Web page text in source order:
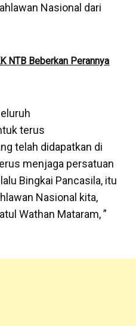
Nasional dari
NTB Beberkan Perannya
terus
telah didapatkan di
menjaga persatuan
Bingkai Pancasila, itu
Nasional kita,
Wathan Mataram, ”